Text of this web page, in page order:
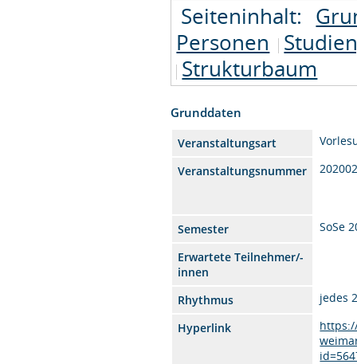
Seiteninhalt:
Personen
Strukturbaum
Grunddaten
Veranstaltungsart
Veranstaltungsnummer
Semester
SoSe
Erwartete Teilnehmer/-
innen
Rhythmus
jedes
Hyperlink